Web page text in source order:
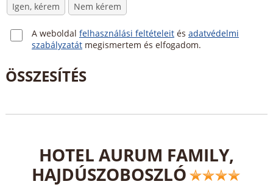
Igen, kérem
Nem kérem
A weboldal felhasználási feltételeités adatvédelmi
szabályzatát megismertem és elfogadom.
HOTEL AURUM FAMILY,
HAJDÚSZOBOSZLÓ